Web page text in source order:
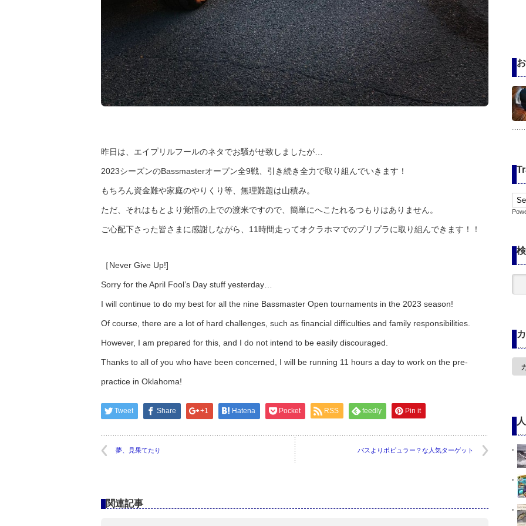
昨日は、エイプリルフールのネタでお騒がせ致しましたが…
2023シーズンのBassmasterオープン全9戦、引き続き全力で取り組んでいきます！
もちろん資金難や家庭のやりくり等、無理難題は山積み。
ただ、それはもとより覚悟の上での渡米ですので、簡単にへこたれるつもりはありません。
ご心配下さった皆さまに感謝しながら、11時間走ってオクラホマでのプリプラに取り組んできます！！
［Never Give Up!]
Sorry for the April Fool’s Day stuff yesterday…
I will continue to do my best for all the nine Bassmaster Open tournaments in the 2023 season!
Of course, there are a lot of hard challenges, such as financial difficulties and family responsibilities.
However, I am prepared for this, and I do not intend to be easily discouraged.
Thanks to all of you who have been concerned, I will be running 11 hours a day to work on the pre-
practice in Oklahoma!
Tweet Share +1 Hatena Pocket RSS feedly Pin it
夢、見果てたり バスよりポピュラー？な人気ターゲット
関連記事
カ